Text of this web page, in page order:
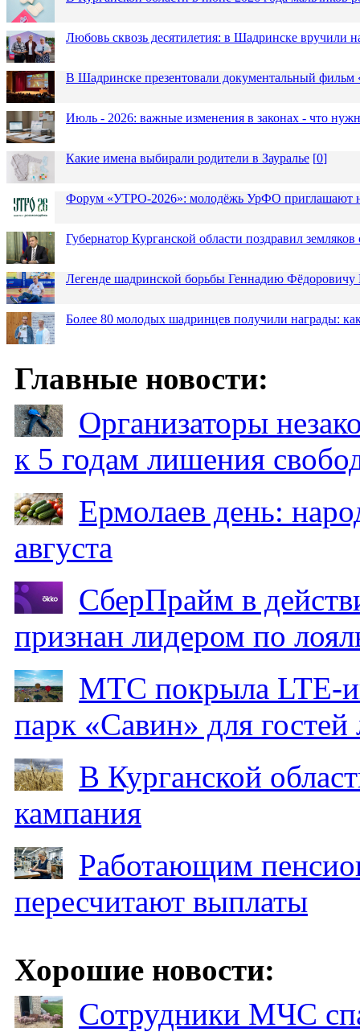
Любовь сквозь десятилетия: в Шадринске вручили
В Шадринске презентовали документальный
Июль - 2026: важные изменения в законах - что
Какие имена выбирали родители в Зауралье [0]
Форум «УТРО-2026»: молодёжь УрФО приглашают
Губернатор Курганской области поздравил
Легенде шадринской борьбы Геннадию Фёдоровичу
Более 80 молодых шадринцев получили награды:
Главные новости:
Организаторы
к 5 годам лишения
Ермолаев день:
августа
СберПрайм в
признан лидером по
МТС покрыла LTE-
парк «Савин» для гостей
В Курганской
кампания
Работающим
пересчитают выплаты
Хорошие новости:
Сотрудники МЧС